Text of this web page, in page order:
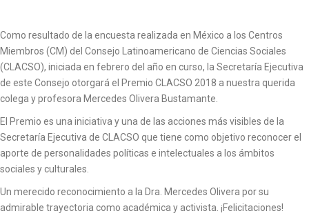
Como resultado de la encuesta realizada en México a los Centros
Miembros (CM) del Consejo Latinoamericano de Ciencias Sociales
(CLACSO), iniciada en febrero del año en curso, la Secretaría Ejecutiva
de este Consejo otorgará el Premio CLACSO 2018 a nuestra querida
colega y profesora Mercedes Olivera Bustamante.
El Premio es una iniciativa y una de las acciones más visibles de la
Secretaría Ejecutiva de CLACSO que tiene como objetivo reconocer el
aporte de personalidades políticas e intelectuales a los ámbitos
sociales y culturales.
Un merecido reconocimiento a la Dra. Mercedes Olivera por su
admirable trayectoria como académica y activista. ¡Felicitaciones!